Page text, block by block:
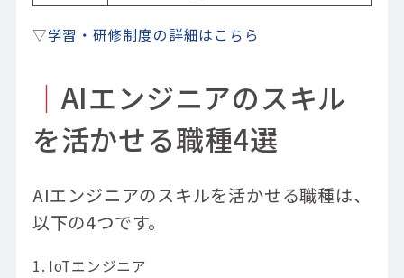
▽学習・研修制度の詳細はこちら
｜ AIエンジニアのスキル
を活かせる職種4選
AIエンジニアのスキルを活かせる職種は、
以下の4つです。
IoTエンジニア